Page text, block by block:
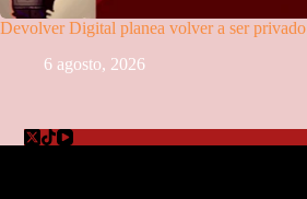
Devolver Digital planea volver a ser privado
6 agosto, 2026